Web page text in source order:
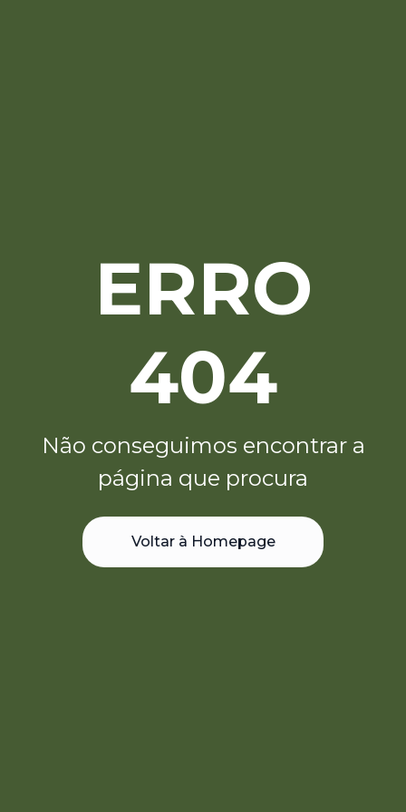
ERRO
404
Não conseguimos encontrar a
página que procura
Voltar à Homepage